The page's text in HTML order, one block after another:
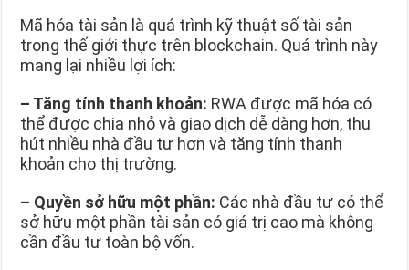
Mã hóa tài sản là quá trình kỹ thuật số tài sản
trong thế giới thực trên blockchain. Quá trình này
mang lại nhiều lợi ích:
– Tăng tính thanh khoản: RWA được mã hóa có
thể được chia nhỏ và giao dịch dễ dàng hơn, thu
hút nhiều nhà đầu tư hơn và tăng tính thanh
khoản cho thị trường.
– Quyền sở hữu một phần: Các nhà đầu tư có thể
sở hữu một phần tài sản có giá trị cao mà không
cần đầu tư toàn bộ vốn.